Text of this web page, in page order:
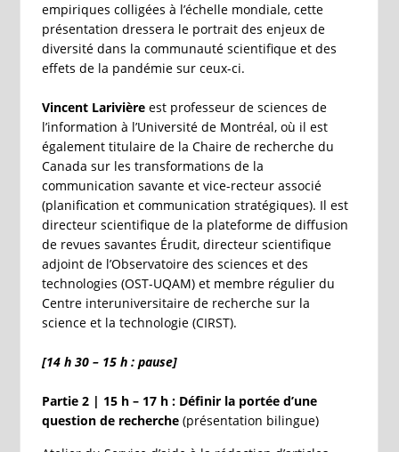
empiriques colligées à l’échelle mondiale, cette
présentation dressera le portrait des enjeux de
diversité dans la communauté scientifique et des
effets de la pandémie sur ceux-ci.
Vincent Larivièreest professeur de sciences de
l’information à l’Université de Montréal, où il est
également titulaire de la Chaire de recherche du
Canada sur les transformations de la
communication savante et vice-recteur associé
(planification et communication stratégiques). Il est
directeur scientifique de la plateforme de diffusion
de revues savantes Érudit, directeur scientifique
adjoint de l’Observatoire des sciences et des
technologies (OST-UQAM) et membre régulier du
Centre interuniversitaire de recherche sur la
science et la technologie (CIRST).
[14 h 30 – 15 h : pause]
Partie 2 | 15 h – 17 h : Définir la portée d’une
question de recherche(présentation bilingue)